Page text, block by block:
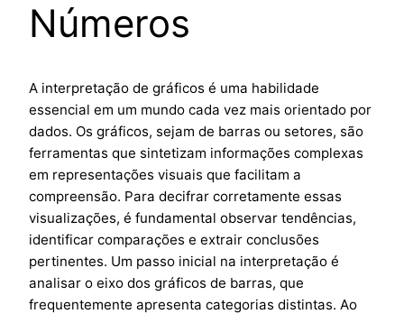
Números
A interpretação de gráficos é uma habilidade
essencial em um mundo cada vez mais orientado por
dados. Os gráficos, sejam de barras ou setores, são
ferramentas que sintetizam informações complexas
em representações visuais que facilitam a
compreensão. Para decifrar corretamente essas
visualizações, é fundamental observar tendências,
identificar comparações e extrair conclusões
pertinentes. Um passo inicial na interpretação é
analisar o eixo dos gráficos de barras, que
frequentemente apresenta categorias distintas. Ao